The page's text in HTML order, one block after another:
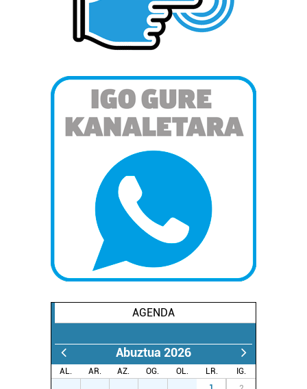
AGENDA
Abuztua 2026
AL. AR. AZ. OG. OL. LR.
IG.